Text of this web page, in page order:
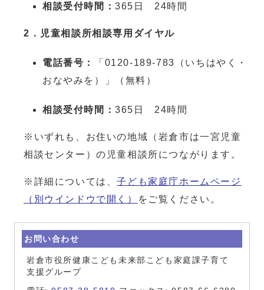
相談受付時間：365日 24時間
2．児童相談所相談専用ダイヤル
電話番号：
「0120-189-783（いちはやく・
おなやみを）」（無料）
相談受付時間：365日 24時間
※いずれも、お住いの地域（岩倉市は一宮児童
相談センター）の児童相談所につながります。
※詳細については、子ども家庭庁ホームページ
（別ウインドウで開く）
をご覧ください。
お問い合わせ
岩倉市役所健康こども未来部こども家庭課子育て
支援グループ